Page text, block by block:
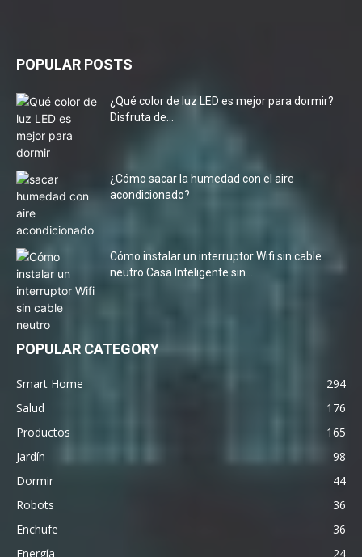
POPULAR POSTS
¿Qué color de luz LED es mejor para dormir?
Disfruta de...
¿Cómo sacar la humedad con el aire
acondicionado?
Cómo instalar un interruptor Wifi sin cable
neutro Casa Inteligente sin...
POPULAR CATEGORY
Smart Home
294
Salud
176
Productos
165
Jardín
98
Dormir
44
Robots
36
Enchufe
36
Energía
24